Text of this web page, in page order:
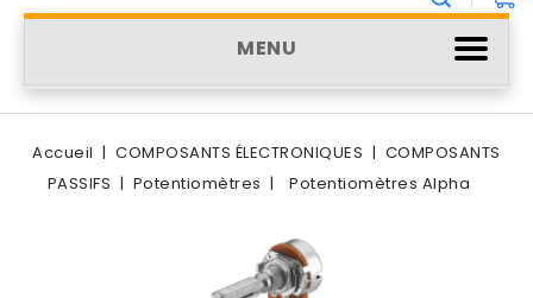
MENU
Accueil COMPOSANTS ÉLECTRONIQUES
COMPOSANTS
PASSIFS
Potentiomètres Potentiomètres Alpha